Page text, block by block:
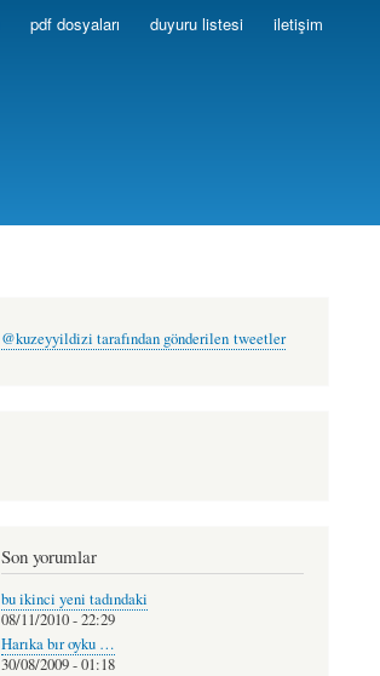
pdf dosyaları duyuru listesi iletişim
@kuzeyyildizi tarafından gönderilen tweetler
Son yorumlar
bu ikinci yeni tadındaki
08/11/2010 - 22:29
Harıka bır oyku …
30/08/2009 - 01:18